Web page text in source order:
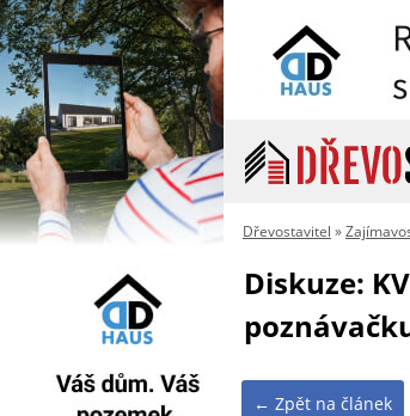
Dřevostavitel »
Diskuze:
← Zpět na článek